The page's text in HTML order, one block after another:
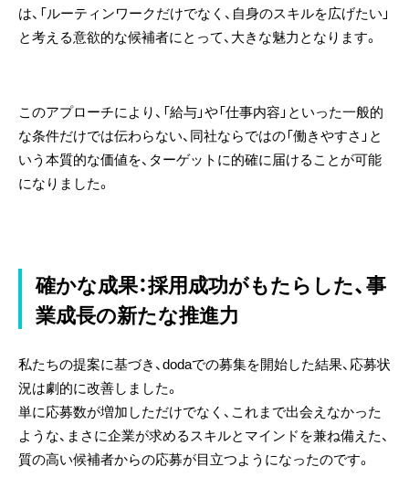
は、「ルーティンワークだけでなく、自身のスキルを広げたい」
と考える意欲的な候補者にとって、大きな魅力となります。
このアプローチにより、「給与」や「仕事内容」といった一般的
な条件だけでは伝わらない、同社ならではの「働きやすさ」と
いう本質的な価値を、ターゲットに的確に届けることが可能
になりました。
確かな成果：採用成功がもたらした、事
業成長の新たな推進力
私たちの提案に基づき、dodaでの募集を開始した結果、応募状
況は劇的に改善しました。
単に応募数が増加しただけでなく、これまで出会えなかった
ような、まさに企業が求めるスキルとマインドを兼ね備えた、
質の高い候補者からの応募が目立つようになったのです。